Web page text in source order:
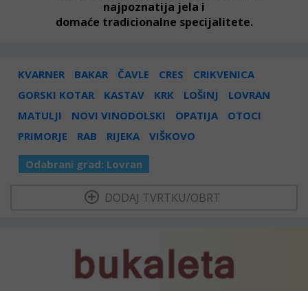
najpoznatija jela i
domaće tradicionalne specijalitete.
KVARNER BAKAR ČAVLE CRES
CRIKVENICA
GORSKI KOTAR
KASTAV KRK LOŠINJ
LOVRAN
MATULJI
NOVI VINODOLSKI OPATIJA
OTOCI
PRIMORJE
RAB RIJEKA VIŠKOVO
Odabrani grad: Lovran
DODAJ TVRTKU/OBRT